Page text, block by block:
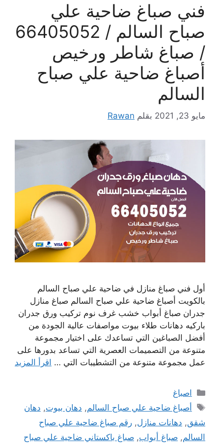
فني صباغ ضاحية علي
صباح السالم / 66405052
/ صباغ شاطر ورخيص
أصباغ ضاحية علي صباح
السالم
مايو 23, 2021 بقلم Rawan
أول فني صباغ منازل في ضاحية علي صباح السالم
بالكويت أصباغ ضاحية علي صباح السالم صباغ منازل
جدران صباغ أبواب خشب غرف نوم تركيب ورق جدران
باركيه دهانات طلاء بيوت مواصفات عالية الجودة من
أفضل الصباغين التي تساعدك على اختيار مجموعة
متنوعة من التصميمات العصرية التي تساعد بدورها على
عمل مجموعة متنوعة من التشطيبات التي … اقرأ المزيد
التصنيفات
اصباغ
الوسوم
أصباغ ضاحية علي صباح السالم, دهان بيوت, دهان
شقق, دهانات منازل, رقم صباغ ضاحية علي صباح
السالم, صباغ أبواب, صباغ باكستاني ضاحية علي صباح